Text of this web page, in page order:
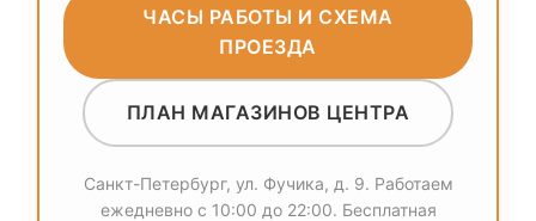
ЧАСЫ РАБОТЫ И СХЕМА
ПРОЕЗДА
ПЛАН МАГАЗИНОВ ЦЕНТРА
Санкт-Петербург, ул. Фучика, д. 9. Работаем
ежедневно с 10:00 до 22:00. Бесплатная